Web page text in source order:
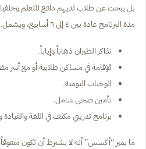
بل يبحث عن طلاب لديهم دافع للتعلم
مدة البرنامج عادة بين ٤ إلى ٦ أسابيع، ويشمل:
تذاكر الطيران ذهاباً وإياباً.
الإقامة في مساكن طلابية أو مع أسر
الوجبات اليومية.
تأمين صحي شامل.
برنامج تدريبي مكثف في اللغة
ما يميز “أكسس” أنه لا يشترط أن تكون